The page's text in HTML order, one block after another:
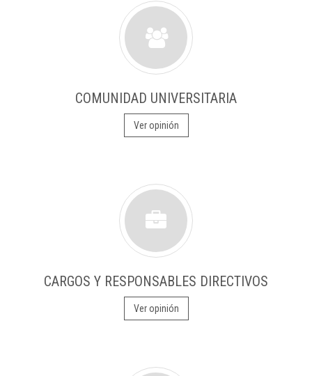
COMUNIDAD UNIVERSITARIA
Ver opinión
CARGOS Y RESPONSABLES DIRECTIVOS
Ver opinión